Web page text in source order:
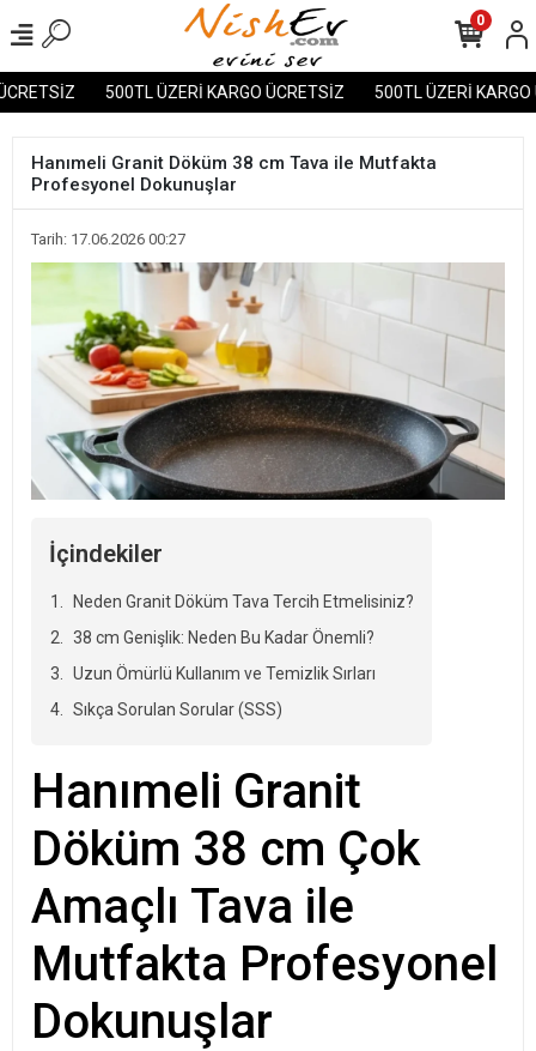
500TL ÜZERİ KARGO ÜCRETSİZ 500TL ÜZERİ KARGO
0
Hanımeli Granit Döküm 38 cm Tava ile Mutfakta
Profesyonel Dokunuşlar
Tarih: 17.06.2026 00:27
İçindekiler
Neden Granit Döküm Tava Tercih Etmelisiniz?
38 cm Genişlik: Neden Bu Kadar Önemli?
Uzun Ömürlü Kullanım ve Temizlik Sırları
Sıkça Sorulan Sorular (SSS)
Hanımeli Granit
Döküm 38 cm Çok
Amaçlı Tava ile
Mutfakta Profesyonel
Dokunuşlar